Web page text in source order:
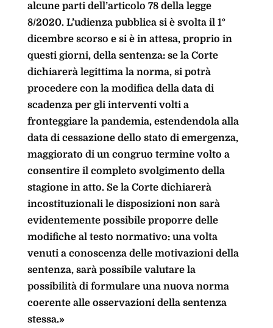
alcune parti dell’articolo 78 della legge
8/2020. L’udienza pubblica si è svolta il 1°
dicembre scorso e si è in attesa, proprio in
questi giorni, della sentenza: se la Corte
dichiarerà legittima la norma, si potrà
procedere con la modifica della data di
scadenza per gli interventi volti a
fronteggiare la pandemia, estendendola alla
data di cessazione dello stato di emergenza,
maggiorato di un congruo termine volto a
consentire il completo svolgimento della
stagione in atto. Se la Corte dichiarerà
incostituzionali le disposizioni non sarà
evidentemente possibile proporre delle
modifiche al testo normativo: una volta
venuti a conoscenza delle motivazioni della
sentenza, sarà possibile valutare la
possibilità di formulare una nuova norma
coerente alle osservazioni della sentenza
stessa.»